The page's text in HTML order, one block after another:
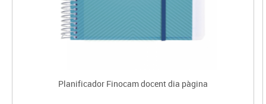
Planificador Finocam docent dia pàgina